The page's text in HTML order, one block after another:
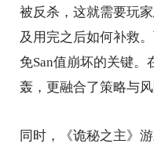
被反杀，这就需要玩
及用完之后如何补救
免San值崩坏的关键
轰，更融合了策略与风
同时，《诡秘之主》